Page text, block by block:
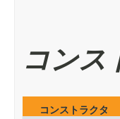
コンス
コンストラクタ